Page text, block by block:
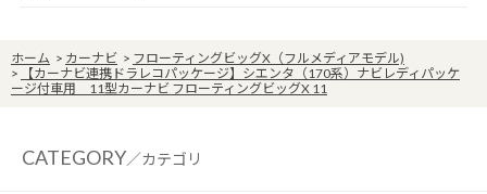
ホーム > カーナビ > フローティングビッグX（フルメディアモデル)
>
【カーナビ連携ドラレコパッケージ】シエンタ（170系）ナビレディパッケ
ージ付車用 11型カーナビ フローティングビッグX 11
CATEGORY／カテゴリ